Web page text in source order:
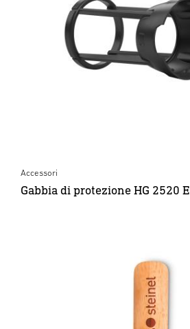
Accessori
Gabbia di protezione HG 2520 E